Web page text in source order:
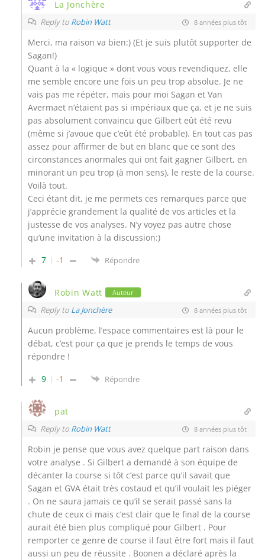
La Jonchère
Reply to Robin Watt 8 années plus tôt
Merci, ma raison va bien:) (Et je suis plutôt supporter de
Sagan!)
Quant à la « logique » dont vous vous revendiquez, elle
me semble encore une fois un peu trop absolue. Je ne
vais pas me répéter, mais pour moi Sagan et Van
Avermaet n’étaient pas si impériaux que ça, et je ne suis
pas absolument convaincu que Gilbert eût été revu
(même si j’avoue que c’eût été probable). En tout cas pas
assez pour affirmer de but en blanc que ce sont des
circonstances anormales qui ont fait gagner Gilbert, en
minorant un peu trop (à mon sens), le reste de la course.
Voilà tout.
Ceci étant dit, je me permets ces remarques parce que
j’apprécie grandement la qualité de vos articles et la
justesse de vos analyses. N’y voyez pas autre chose
qu’une invitation à la discussion:)
7
-1 Répondre
Robin Watt Auteur
Reply to La Jonchère 8 années plus tôt
Aucun problème, l’espace commentaires est là pour le
débat, c’est pour ça que je prends le temps de vous
répondre !
9
-1 Répondre
pat
Reply to Robin Watt 8 années plus tôt
Robin je pense que vous avez quelque part raison dans
votre analyse . Si Gilbert a demandé à son équipe de
décanter la course si tôt c’est parce qu’il savait que
Sagan et GVA était très costaud et qu’il voulait les piéger
. On ne saura jamais ce qu’il se serait passé sans la
chute de ceux ci mais c’est clair que le final de la course
aurait été bien plus compliqué pour Gilbert . Pour
remporter ce genre de course il faut être fort mais il faut
aussi un peu de réussite . Boonen a déclaré après la